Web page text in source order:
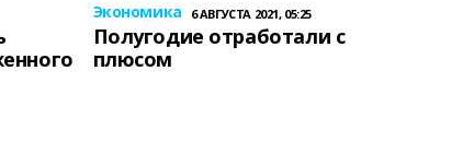
Экономика 6 АВГУСТА 2021, 05:25
Полугодие отработали с
плюсом